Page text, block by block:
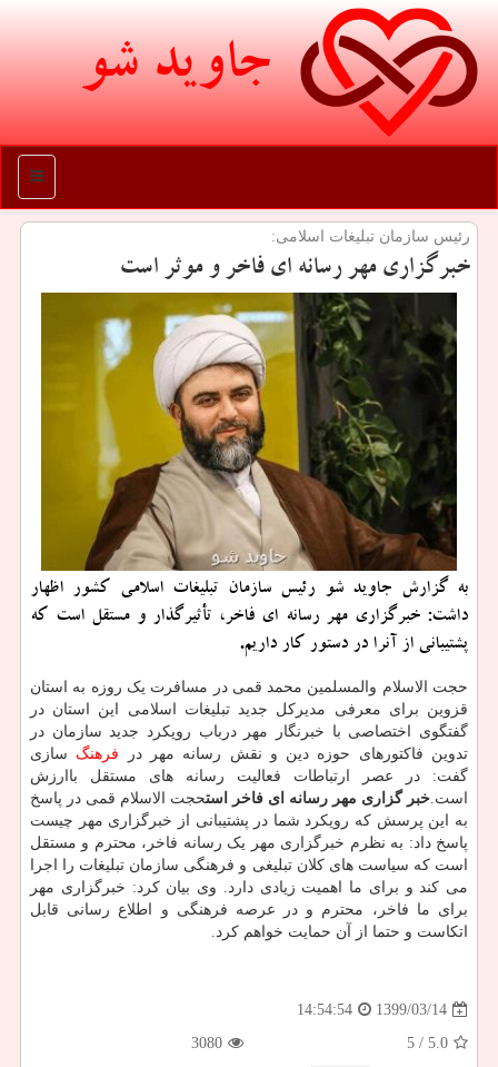
جاوید شو
منو
رئیس سازمان تبلیغات اسلامی:
خبرگزاری مهر رسانه ای فاخر و موثر است
به گزارش جاوید شو رئیس سازمان تبلیغات اسلامی كشور اظهار
داشت: خبرگزاری مهر رسانه ای فاخر، تأثیرگذار و مستقل است كه
پشتیبانی از آنرا در دستور كار داریم.
حجت الاسلام والمسلمین محمد قمی در مسافرت یک روزه به استان
قزوین برای معرفی مدیرکل جدید تبلیغات اسلامی این استان در
گفتگوی اختصاصی با خبرنگار مهر درباب رویکرد جدید سازمان در
تدوین فاکتورهای حوزه دین و نقش رسانه مهر در فرهنگ سازی
گفت: در عصر ارتباطات فعالیت رسانه های مستقل باارزش
است. خبر گزاری مهر رسانه ای فاخر استحجت الاسلام قمی در پاسخ
به این پرسش که رویکرد شما در پشتیبانی از خبرگزاری مهر چیست
پاسخ داد: به نظرم خبرگزاری مهر یک رسانه فاخر، محترم و مستقل
است که سیاست های کلان تبلیغی و فرهنگی سازمان تبلیغات را اجرا
می کند و برای ما اهمیت زیادی دارد. وی بیان کرد: خبرگزاری مهر
برای ما فاخر، محترم و در عرصه فرهنگی و اطلاع رسانی قابل
اتکاست و حتما از آن حمایت خواهم کرد.
1399/03/14
14:54:54
5.0
/ 5
3080